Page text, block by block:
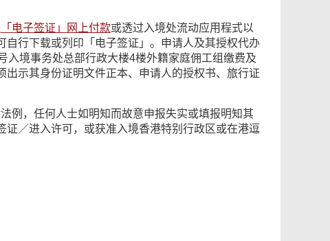
「电子签证」网上付款或透过入境处流动应用程式以
行下载或列印「电子签证」。申请人及其授权代办
境事务处总部行政大楼4楼外籍家庭佣工组缴费及
示其身份证明文件正本、申请人的授权书、旅行证
例，任何人士如明知而故意申报失实或填报明知其
／进入许可，或获准入境香港特别行政区或在港逗